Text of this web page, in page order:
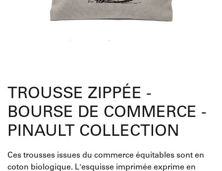
TROUSSE ZIPPÉE -
BOURSE DE COMMERCE -
PINAULT COLLECTION
Ces trousses issues du commerce équitables sont en
coton biologique. L'esquisse imprimée exprime en